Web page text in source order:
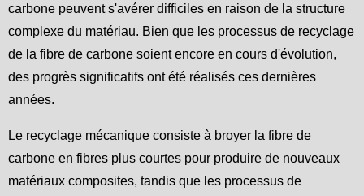
carbone peuvent s'avérer difficiles en raison de la structure
complexe du matériau. Bien que les processus de recyclage
de la fibre de carbone soient encore en cours d'évolution,
des progrès significatifs ont été réalisés ces dernières
années.
Le recyclage mécanique consiste à broyer la fibre de
carbone en fibres plus courtes pour produire de nouveaux
matériaux composites, tandis que les processus de